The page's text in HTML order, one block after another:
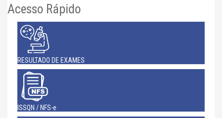
Acesso Rápido
RESULTADO DE EXAMES
ISSQN / NFS-e